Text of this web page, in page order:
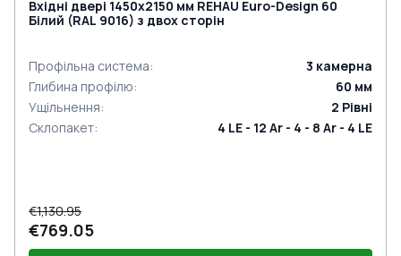
Вхідні двері 1450x2150 мм REHAU Euro-Design 60
Білий (RAL 9016) з двох сторін
Профільна система: 3 камерна
Глибина профілю: 60 мм
Ущільнення: 2 Рівні
Склопакет: 4 LE - 12 Ar - 4 - 8 Ar - 4 LE
€1,130.95
€769.05